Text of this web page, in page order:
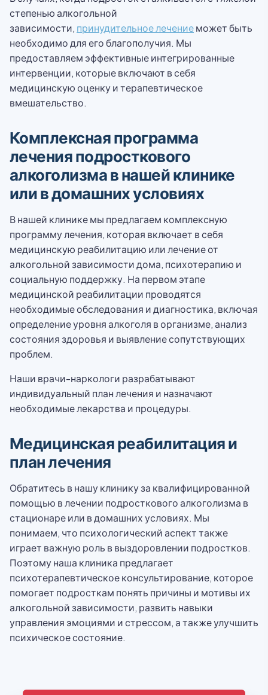
степенью алкогольной
зависимости, принудительное лечениеможет быть
необходимо для его благополучия. Мы
предоставляем эффективные интегрированные
интервенции, которые включают в себя
медицинскую оценку и терапевтическое
вмешательство.
Комплексная программа
лечения подросткового
алкоголизма в нашей клинике
или в домашних условиях
В нашей клинике мы предлагаем комплексную
программу лечения, которая включает в себя
медицинскую реабилитацию или лечение от
алкогольной зависимости дома, психотерапию и
социальную поддержку. На первом этапе
медицинской реабилитации проводятся
необходимые обследования и диагностика, включая
определение уровня алкоголя в организме, анализ
состояния здоровья и выявление сопутствующих
проблем.
Наши врачи-наркологи разрабатывают
индивидуальный план лечения и назначают
необходимые лекарства и процедуры.
Медицинская реабилитация и
план лечения
Обратитесь в нашу клинику за квалифицированной
помощью в лечении подросткового алкоголизма в
стационаре или в домашних условиях. Мы
понимаем, что психологический аспект также
играет важную роль в выздоровлении подростков.
Поэтому наша клиника предлагает
психотерапевтическое консультирование, которое
помогает подросткам понять причины и мотивы их
алкогольной зависимости, развить навыки
управления эмоциями и стрессом, а также улучшить
психическое состояние.